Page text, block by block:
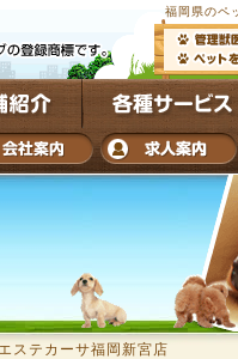
福岡県のペ
ステカーサ福岡新宮店